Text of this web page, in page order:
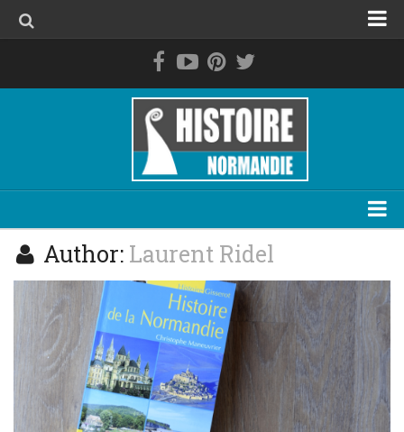
La Normandie avant les Normands
Le duché de Normandie
La Normandie de 1469 à 1789
La Normandie contemporaine
Personnage
Evénement
Lieu
Thématique
Plan du site
Author: Laurent Ridel